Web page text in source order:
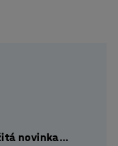
novinka…